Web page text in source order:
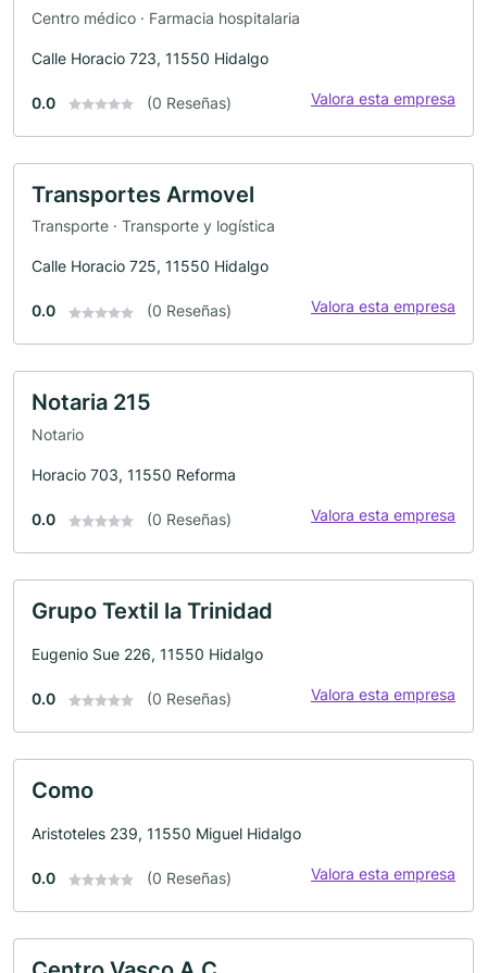
Centro médico · Farmacia hospitalaria
Calle Horacio 723, 11550 Hidalgo
0.0 (0 Reseñas) Valora esta empresa
Transportes Armovel
Transporte · Transporte y logística
Calle Horacio 725, 11550 Hidalgo
0.0 (0 Reseñas) Valora esta empresa
Notaria 215
Notario
Horacio 703, 11550 Reforma
0.0 (0 Reseñas) Valora esta empresa
Grupo Textil la Trinidad
Eugenio Sue 226, 11550 Hidalgo
0.0 (0 Reseñas) Valora esta empresa
Como
Aristoteles 239, 11550 Miguel Hidalgo
0.0 (0 Reseñas) Valora esta empresa